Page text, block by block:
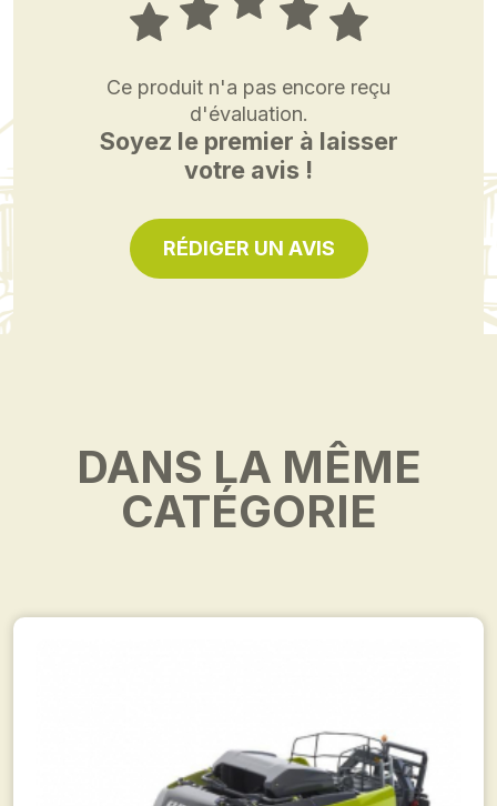
Ce produit n'a pas encore reçu
d'évaluation.
Soyez le premier à laisser
votre avis !
RÉDIGER UN AVIS
DANS LA MÊME
CATÉGORIE